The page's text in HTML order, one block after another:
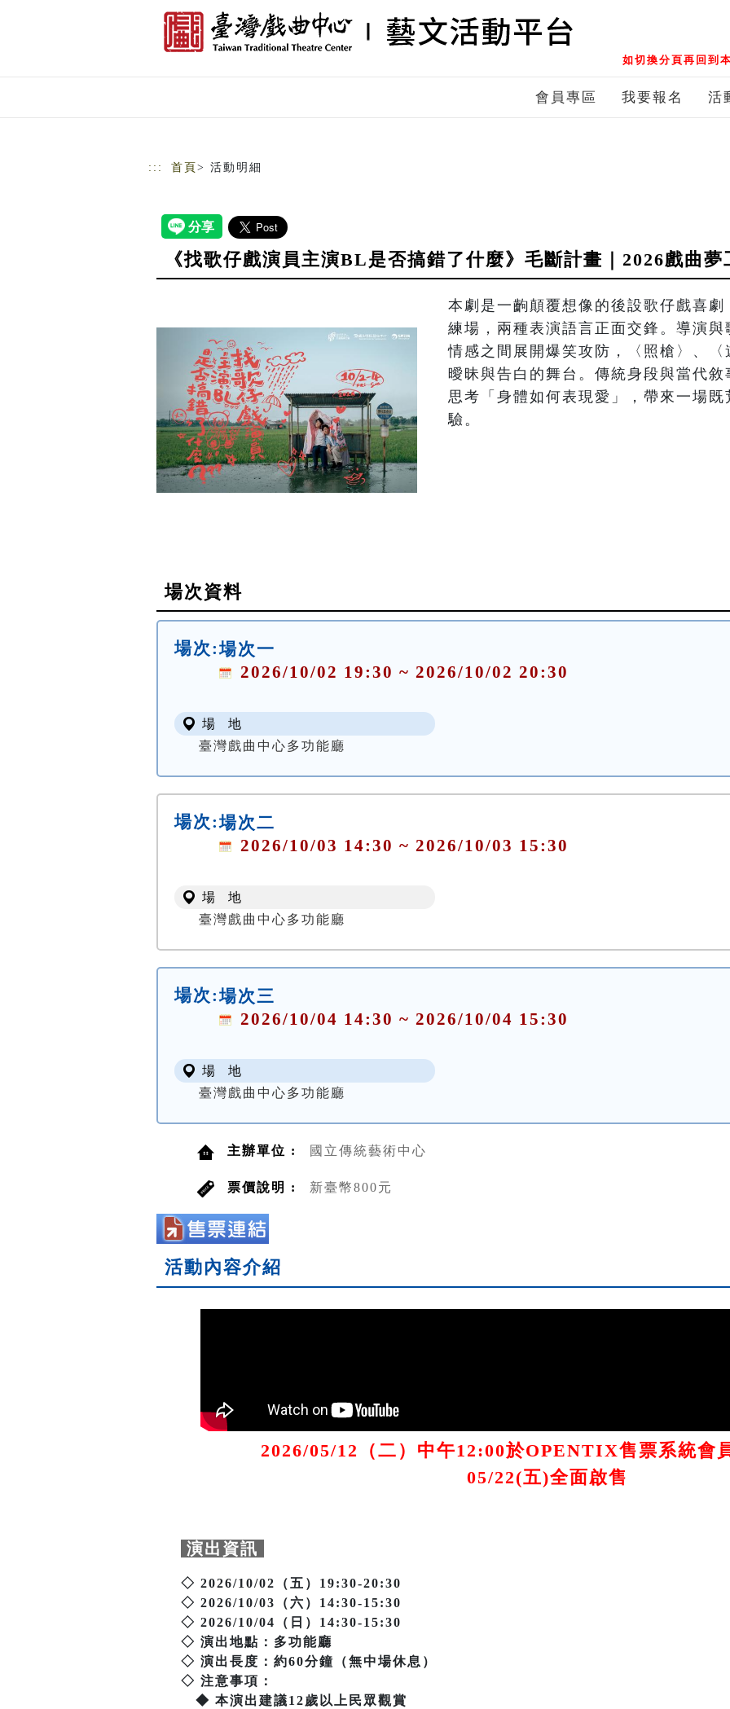
如切換分頁再回到
會員專區 我要報名 活
::: 首頁 > 活動明細
《找歌仔戲演員主演BL是否搞錯了什麼》毛斷計畫｜2026戲曲夢
本劇是一齣顛覆想像的後設歌仔戲喜
練場，兩種表演語言正面交鋒。導演
情感之間展開爆笑攻防，〈照槍〉、
曖昧與告白的舞台。傳統身段與當代
思考「身體如何表現愛」，帶來一場
場次資料
場次:場次一
2026/10/02 19:30 ~ 2026/10/02 20:30
場 地
臺灣戲曲中心多功能廳
場次:場次二
2026/10/03 14:30 ~ 2026/10/03 15:30
場 地
臺灣戲曲中心多功能廳
場次:場次三
2026/10/04 14:30 ~ 2026/10/04 15:30
場 地
臺灣戲曲中心多功能廳
主辦單位 : 國立傳統藝術中心
票價說明 : 新臺幣800元
活動內容介紹
2026/05/12（二）中午12:00於OPENTIX售票系統會
05/22(五)全面啟售
演出資訊
◇ 2026/10/02（五）19:30-20:30
◇ 2026/10/03（六）14:30-15:30
◇ 2026/10/04（日）14:30-15:30
◇ 演出地點：多功能廳
◇ 演出長度：約60分鐘（無中場休息）
◇ 注意事項：
◆ 本演出建議12歲以上民眾觀賞